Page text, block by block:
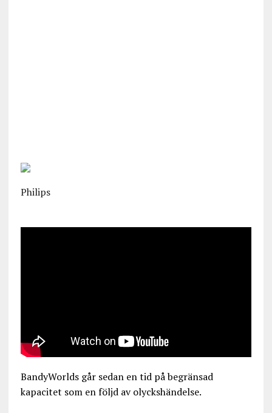
Philips
BandyWorlds går sedan en tid på begränsad
kapacitet som en följd av olyckshändelse.